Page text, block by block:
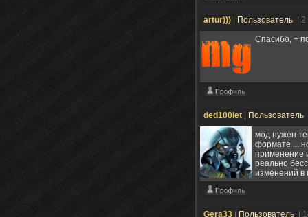
artur))) Пользователь
|
Спасибо, +
ded100let Пользователь
мод нужен
формате ...
применение
реально
изменений в
Gera33 Пользователь
|